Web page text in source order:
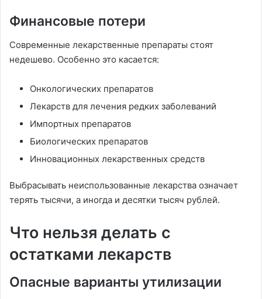
Финансовые потери
Современные лекарственные препараты стоят
недешево. Особенно это касается:
Онкологических препаратов
Лекарств для лечения редких заболеваний
Импортных препаратов
Биологических препаратов
Инновационных лекарственных средств
Выбрасывать неиспользованные лекарства означает
терять тысячи, а иногда и десятки тысяч рублей.
Что нельзя делать с
остатками лекарств
Опасные варианты утилизации